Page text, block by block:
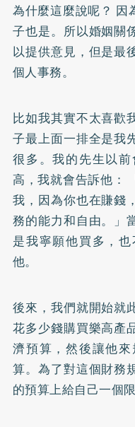
為什麼這麼說呢？ 因
子也是。所以婚姻關
以提供意見，但是最
個人事務。
比如我其實不太喜歡
子最上面一排全是我
很多。我的先生以
高，我就會告訴他：
我，因為你也在賺錢
務的能力和自由。」
是我寧願他買多，
他。
後來，我們就開始就
花多少錢購買樂高產
濟預算，然後讓他
算。為了對這個財務
的預算上給自己一個